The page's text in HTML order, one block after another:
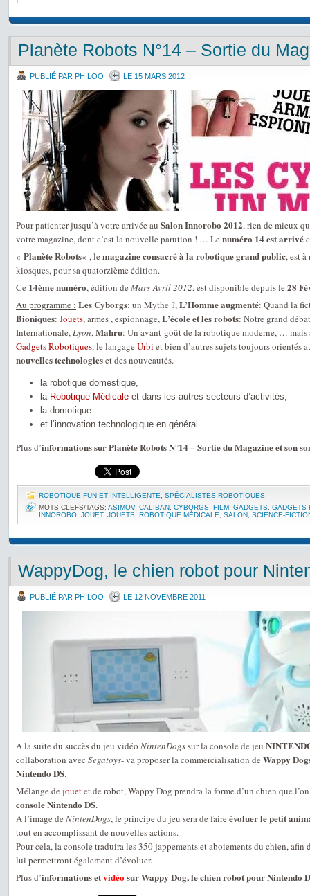
Planète Robots N°14 – Sortie du
PUBLIÉ PAR PHILOO LE 15 MARS 2012
Pour patienter jusqu’à votre arrivée au Salon Innorobo 2012, rien de mieux
votre magazine, dont c’est la nouvelle parution ! … Le numéro 14 est arrivé
« Planète Robots« , le magazine consacré à la robotique grand public, est
kiosques, pour sa quatorzième édition.
Ce 14ème numéro, édition de Mars-Avril 2012, est disponible depuis le 28
Au programme : Les Cyborgs: un Mythe ?,L’Homme augmenté: Quand la
Bioniques: Jouets, armes , espionnage,L’école et les robots: Notre grand
Internationale,Lyon,Mahru: Un avant-goût de la robotique moderne, …
Gadgets Robotiques, le langage Urbi et bien d’autres sujets toujours orientés
nouvelles technologieset des nouveautés.
la robotique domestique,
la Robotique Médicale et dans les autres secteurs d’activités,
la domotique
et l’innovation technologique en général.
Plus d’informations sur Planète Robots N°14 – Sortie du Magazine et son
ROBOTIQUE FUN ET INTELLIGENTE
SPÉCIALISTES ROBOTIQUES
MOTS-CLEFS/TAGS: ASIMOV, CALIBAN CYBORGS FILM GADGETS GADGETS
INNOROBO JOUET, JOUETS ROBOTIQUE MÉDICALE SALON SCIENCE-
WappyDog, le chien robot pour
PUBLIÉ PAR PHILOO LE 12 NOVEMBRE 2011
A la suite du succès du jeu vidéo NintenDogssur la console de jeu
collaboration avec Segatoys- va proposer la commercialisation de Wappy
Nintendo DS.
Mélange de jouetet de robot, Wappy Dog prendra la forme d’un chien que
console Nintendo DS.
A l’image de NintenDogs, le principe du jeu sera de faire évoluer le petit
tout en accomplissant de nouvelles actions.
Pour cela, la console traduira les 350 jappements et aboiements du chien,
lui permettront également d’évoluer.
Plus d’informations etvidéosur Wappy Dog, le chien robot pour Nintendo